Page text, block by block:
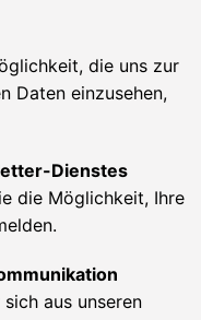
die uns zur
Daten einzusehen,
Dienstes
die Möglichkeit, Ihre
aus unseren